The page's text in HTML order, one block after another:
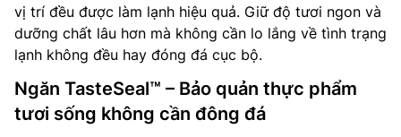
vị trí đều được làm lạnh hiệu quả. Giữ độ tươi ngon và
dưỡng chất lâu hơn mà không cần lo lắng về tình trạng
lạnh không đều hay đóng đá cục bộ.
Ngăn TasteSeal™ – Bảo quản thực phẩm
tươi sống không cần đông đá